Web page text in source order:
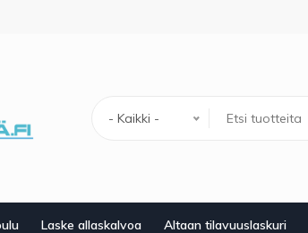
- Kaikki -
Laske allaskalvoa Altaan tilavuuslaskuri